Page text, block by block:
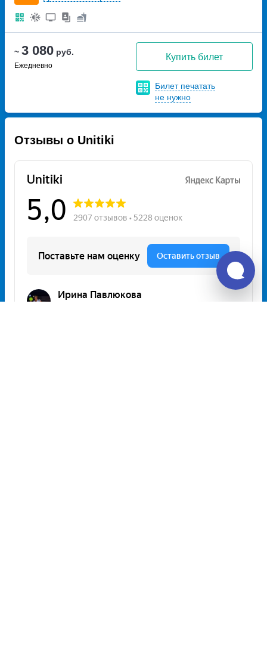
~ 3 080 руб.
Ежедневно
Купить билет
Билет печатать
не нужно
Отзывы о Unitiki